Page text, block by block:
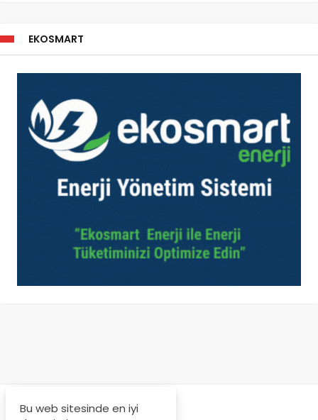
EKOSMART
Bu web sitesinde en iyi